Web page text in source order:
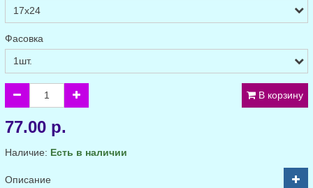
Фасовка
В корзину
77.00 р.
Наличие: Есть в наличии
Описание